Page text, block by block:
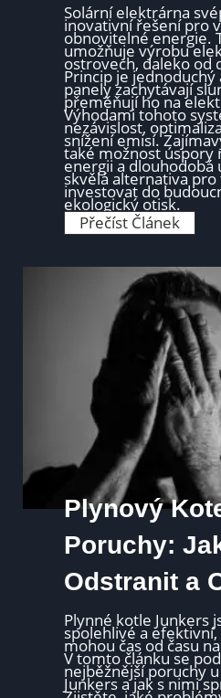
Solární elektrárna
inovativní řešení pro
obnovitelné energie.
umožňuje výrobu
ostrovech, daleko od
Princip je
panely zachytávají
přeměňují ho na
Výhodami tohoto
nezávislost,
snížení emisí.
také možnost úspory
energii a dlouhodobá
skvělá alternativa
investovat do
ekologický otisk.
Přečíst ČlánekO
s
o
n
í
s
o
l
á
r
n
í
e
l
e
k
r
n
v
p
o
o
c
í
:
P
r
Plynový
Poruchy:
Odstranit a
Plynné kotle Junkers
spolehlivé a
mohou čas od času
V tomto článku se
nejběžnější poruchy
Junkers a jak s nimi